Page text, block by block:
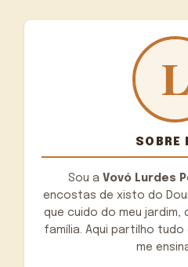
SOBRE
Sou a Vovó Lurdes
encostas de xisto do
que cuido do meu jardim,
família. Aqui partilho
me